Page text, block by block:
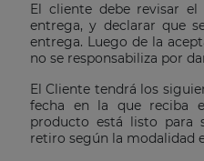
El cliente debe revisar
entrega, y declarar que
entrega. Luego de la
no se responsabiliza por
El Cliente tendrá los
fecha en la que reciba
producto está listo para
retiro según la modalidad